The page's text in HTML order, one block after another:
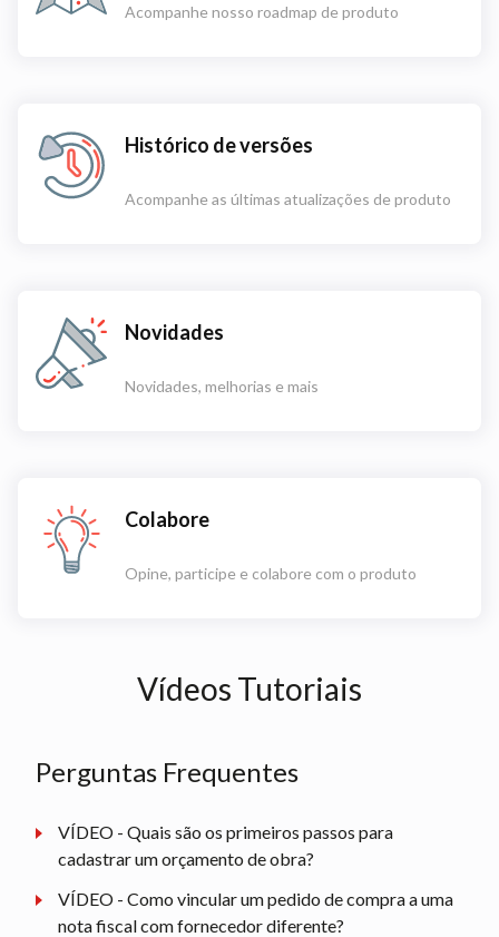
Acompanhe nosso roadmap de produto
Histórico de versões
Acompanhe as últimas atualizações de produto
Novidades
Novidades, melhorias e mais
Colabore
Opine, participe e colabore com o produto
Vídeos Tutoriais
Perguntas Frequentes
VÍDEO - Quais são os primeiros passos para
cadastrar um orçamento de obra?
VÍDEO - Como vincular um pedido de compra a uma
nota fiscal com fornecedor diferente?